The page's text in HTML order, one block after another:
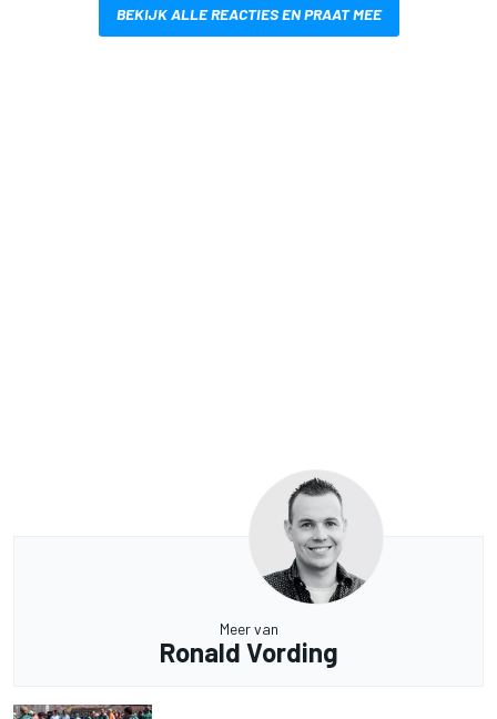
BEKIJK ALLE REACTIES EN PRAAT MEE
Meer van
Ronald Vording